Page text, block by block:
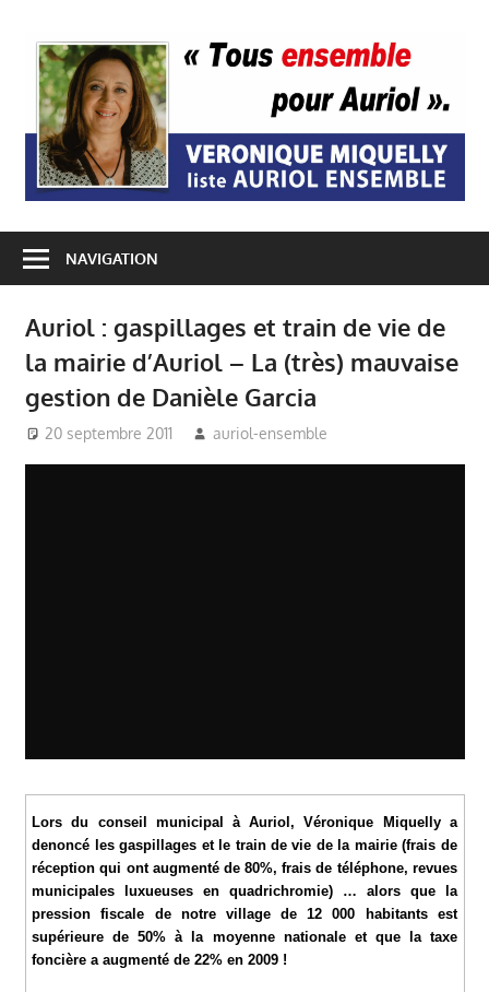
contenu
NAVIGATION
Auriol : gaspillages et train de vie de
la mairie d’Auriol – La (très) mauvaise
gestion de Danièle Garcia
20 septembre 2011 auriol-ensemble
Lors du conseil municipal à Auriol, Véronique Miquelly a
denoncé les gaspillages et le train de vie de la mairie (frais de
réception qui ont augmenté de 80%, frais de téléphone, revues
municipales luxueuses en quadrichromie) … alors que la
pression fiscale de notre village de 12 000 habitants est
supérieure de 50% à la moyenne nationale et que la taxe
foncière a augmenté de 22% en 2009 !